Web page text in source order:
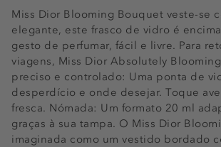
Miss Dior Blooming Bouquet veste-se
elegante, este frasco de vidro é
gesto de perfumar, fácil e livre. Para
viagens, Miss Dior Absolutely
preciso e controlado: Uma ponta de
desperdício e onde desejar. Toque
fresca. Nómada: Um formato 20 ml
graças à sua tampa. O Miss Dior
imaginada como um vestido bordado